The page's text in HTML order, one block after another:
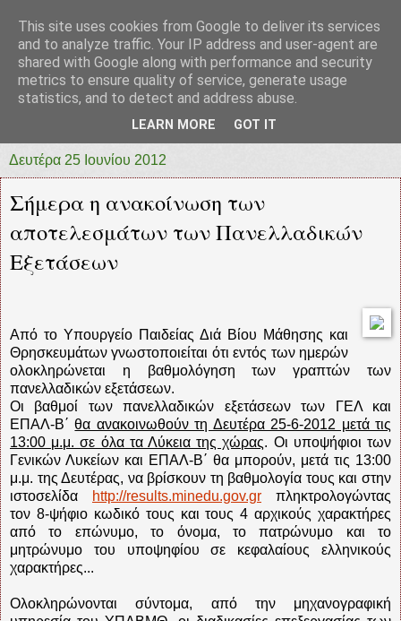
prototypia
"ΠΡΩΤΟΤΥΠΙΑ" * ΑΝΕΞΑΡΤΗΤΗ-ΗΛΕΚΤΡΟΝΙΚΗ-
Δευτέρα 25 Ιουνίου 2012
Σήμερα η ανακοίνωση των
αποτελεσμάτων των Πανελλαδικών
Εξετάσεων
Από το Υπουργείο Παιδείας Διά Βίου Μάθησης και
Θρησκευμάτων γνωστοποιείται ότι εντός των ημερών
ολοκληρώνεται η βαθμολόγηση των γραπτών των
πανελλαδικών εξετάσεων.
Οι βαθμοί των πανελλαδικών εξετάσεων των ΓΕΛ και
ΕΠΑΛ-Β΄θα ανακοινωθούν τη Δευτέρα 25-6-2012 μετά τις
13:00 μ.μ. σε όλα τα Λύκεια της χώρας. Οι υποψήφιοι των
Γενικών Λυκείων και ΕΠΑΛ-Β΄ θα μπορούν, μετά τις 13:00
μ.μ. της Δευτέρας, να βρίσκουν τη βαθμολογία τους και στην
ιστοσελίδα
http://results.minedu.gov.gr πληκτρολογώντας
τον 8-ψήφιο κωδικό τους και τους 4 αρχικούς χαρακτήρες
από το επώνυμο, το όνομα, το πατρώνυμο και το
μητρώνυμο του υποψηφίου σε κεφαλαίους ελληνικούς
χαρακτήρες...
Ολοκληρώνονται σύντομα, από την μηχανογραφική
This site uses cookies from Google to deliver its services
and to analyze traffic. Your IP address and user-agent are
shared with Google along with performance and security
metrics to ensure quality of service, generate usage
statistics, and to detect and address abuse.
LEARN MORE GOT IT